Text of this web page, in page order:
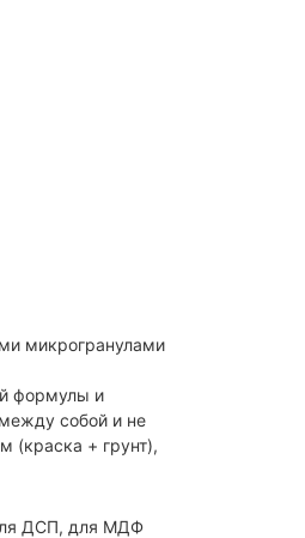
микрогранулами
формулы и
собой и не
(краска + грунт),
ДСП, для МДФ